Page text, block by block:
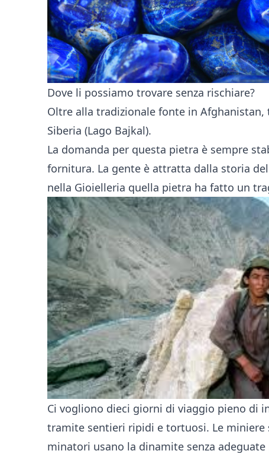
Dove li possiamo trovare senza rischiare?
Oltre alla tradizionale fonte in
Siberia (Lago Bajkal).
La domanda per questa pietra è sempre
fornitura. La gente è attratta dalla storia
nella Gioielleria quella pietra ha fatto un
Ci vogliono dieci giorni di viaggio pieno di
tramite sentieri ripidi e tortuosi. Le
minatori usano la dinamite senza